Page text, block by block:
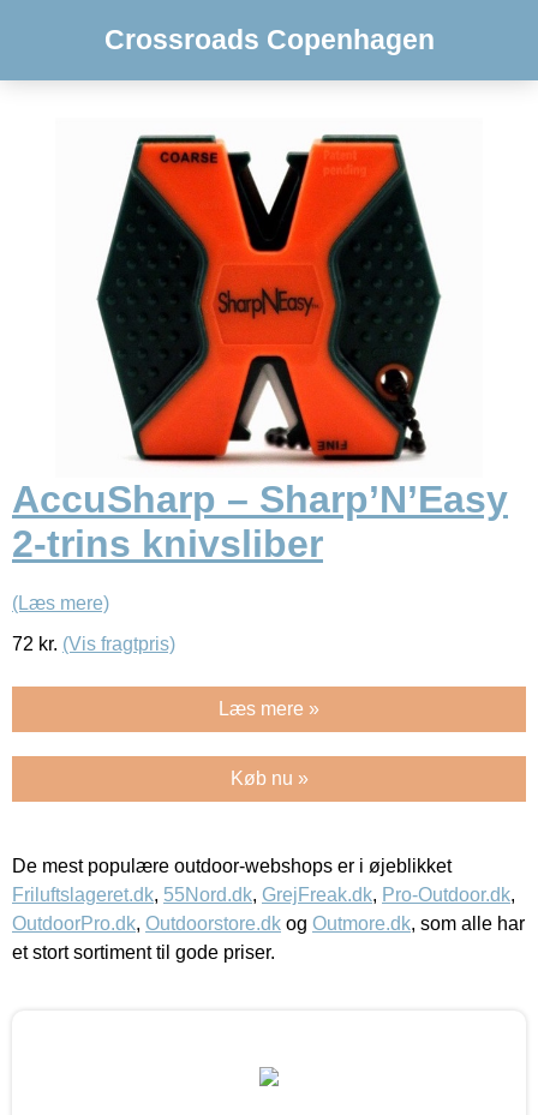
Crossroads Copenhagen
AccuSharp – Sharp’N’Easy
2-trins knivsliber
(Læs mere)
72 kr. (Vis fragtpris)
Læs mere »
Køb nu »
De mest populære outdoor-webshops er i øjeblikket
Friluftslageret.dk, 55Nord.dk, GrejFreak.dk, Pro-Outdoor.dk,
OutdoorPro.dk, Outdoorstore.dk og Outmore.dk, som alle har
et stort sortiment til gode priser.